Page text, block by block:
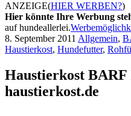
ANZEIGE(HIER WERBEN?)
Hier könnte Ihre Werbung
auf hundeallerlei.
8. September 2011 Allgemein,
Haustierkost, Hundefutter,
Haustierkost
haustierkost.de